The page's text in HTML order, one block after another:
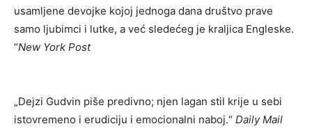
usamljene devojke kojoj jednoga dana društvo prave
samo ljubimci i lutke, a već sledećeg je kraljica Engleske.
“New York Post
„Dejzi Gudvin piše predivno; njen lagan stil krije u sebi
istovremeno i erudiciju i emocionalni naboj.“ Daily Mail